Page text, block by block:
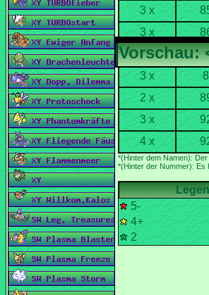
*(Hinter der Nummer): Es
5-
4+
2